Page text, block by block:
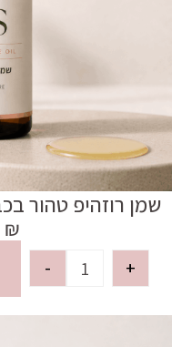
שמן רוזהיפ טהור
₪
- +